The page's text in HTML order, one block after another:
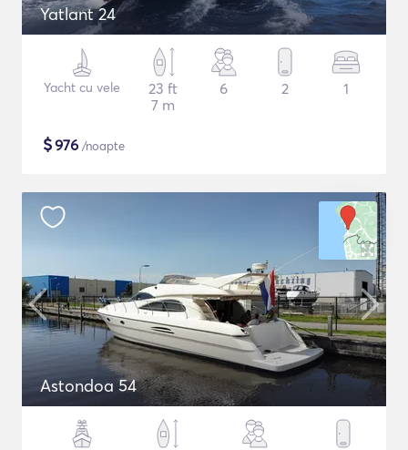
Yatlant 24
Yacht cu vele
23 ft
7 m
6 2 1
$976 /noapte
Astondoa 54